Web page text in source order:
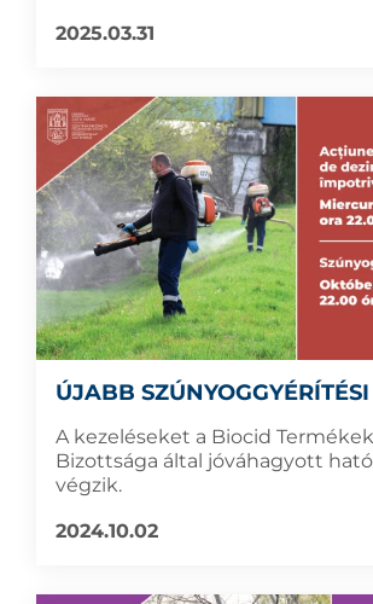
2025.03.31
ÚJABB
A kezeléseket a Biocid
Bizottsága által jóváhagyott
végzik.
2024.10.02